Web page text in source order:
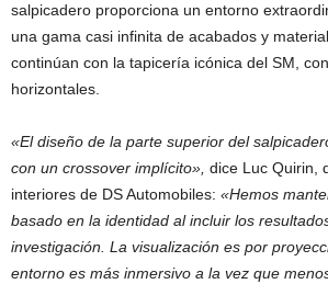
salpicadero proporciona un entorno
una gama casi infinita de acabados y
continúan con la tapicería icónica del SM,
horizontales.
«El diseño de la parte superior del
con un crossover implícito», dice Luc Quirin,
interiores de DS Automobiles: «Hemos
basado en la identidad al incluir los
investigación. La visualización es por
entorno es más inmersivo a la vez que